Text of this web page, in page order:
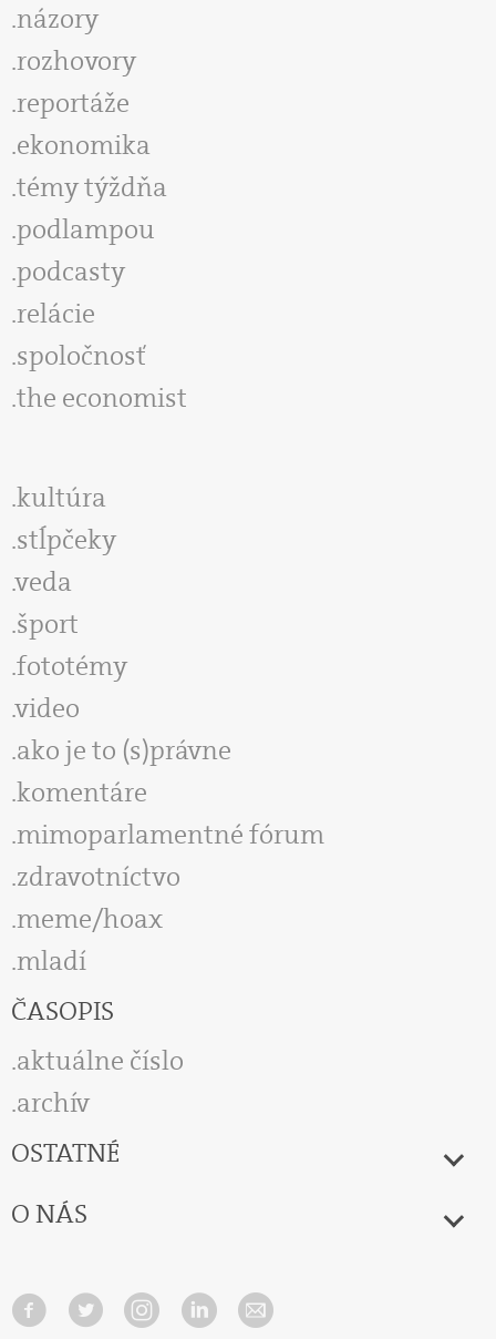
názory
rozhovory
reportáže
ekonomika
témy týždňa
podlampou
podcasty
relácie
spoločnosť
the economist
kultúra
stĺpčeky
veda
šport
fototémy
video
ako je to (s)právne
komentáre
mimoparlamentné fórum
zdravotníctvo
meme/hoax
mladí
ČASOPIS
aktuálne číslo
archív
OSTATNÉ
O NÁS